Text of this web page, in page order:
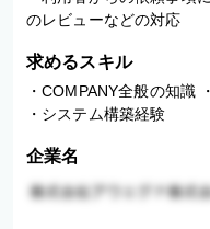
のレビューなどの対応
求めるスキル
・COMPANY全般の知識
・システム構築経験
企業名